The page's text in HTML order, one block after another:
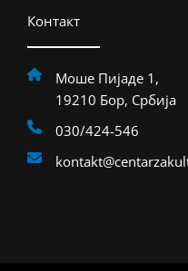
Контакт
Моше Пијаде 1,
19210 Бор, Србија
030/424-546